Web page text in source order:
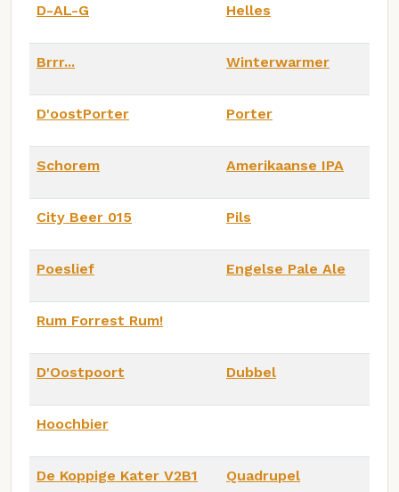
D-AL-G Helles
Brrr... Winterwarmer
D'oostPorter Porter
Schorem Amerikaanse IPA
City Beer 015 Pils
Poeslief Engelse Pale Ale
Rum Forrest Rum!
D'Oostpoort Dubbel
Hoochbier
De Koppige Kater V2B1 Quadrupel